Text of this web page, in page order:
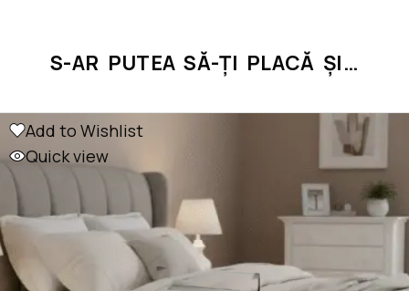
S-AR PUTEA SĂ-ȚI PLACĂ ȘI…
Add to Wishlist
Quick view